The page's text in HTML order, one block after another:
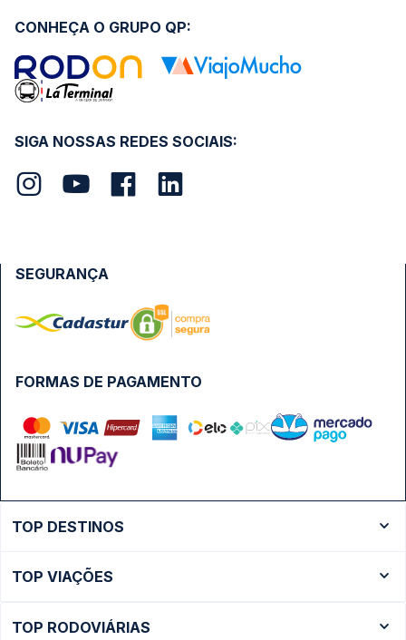
SIGA NOSSAS REDES SOCIAIS:
CONHEÇA O GRUPO QP:
FORMAS DE PAGAMENTO
SEGURANÇA
TOP DESTINOS
Ônibus São Paulo
TOP VIAÇÕES
TOP RODOVIÁRIAS